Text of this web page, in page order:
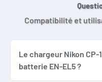
Compatibilité et
Le chargeur Nikon
batterie EN-EL5 ?